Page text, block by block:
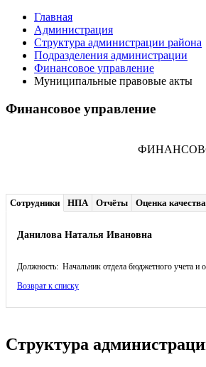
Главная
Администрация
Структура администрации района
Подразделения администрации
Финансовое управление
Муниципальные правовые акты
Финансовое управление
Сотрудники НПА Отчёты Оценка качества
Данилова Наталья Ивановна
Должность: Начальник отдела бюджетного учета и
Возврат к списку
Структура